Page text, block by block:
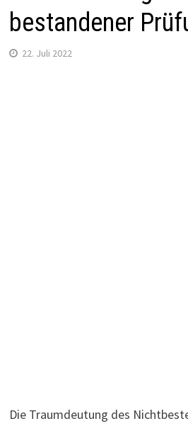
bestandener
22. Juli 2022
Die Traumdeutung des